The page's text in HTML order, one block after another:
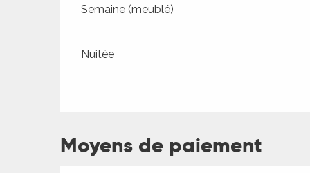
Tarifs 2026
Semaine (meublé)
Nuitée
Moyens de paiement